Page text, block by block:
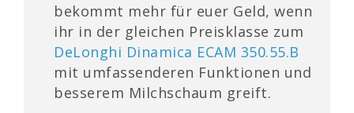
bekommt mehr für euer Geld, wenn
ihr in der gleichen Preisklasse zum
DeLonghi Dinamica ECAM 350.55.B
mit umfassenderen Funktionen und
besserem Milchschaum greift.